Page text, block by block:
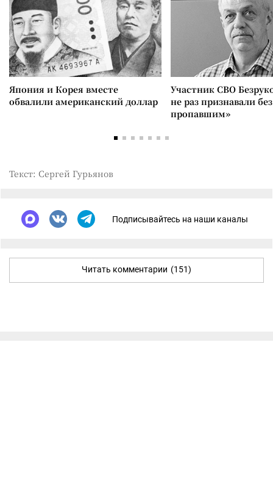
Япония и Корея вместе
обвалили американский доллар
Участник СВО
не раз признавали
пропавшим»
Текст: Сергей Гурьянов
Подписывайтесь на наши каналы
Читать комментарии (151)